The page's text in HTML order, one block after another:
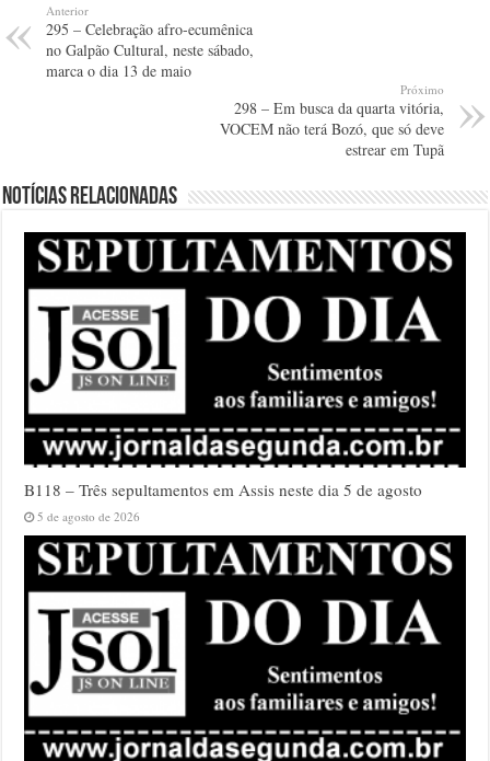
Anterior
295 – Celebração afro-ecumênica
no Galpão Cultural, neste sábado,
marca o dia 13 de maio
Próximo
298 – Em busca da quarta vitória,
VOCEM não terá Bozó, que só deve
estrear em Tupã
Notícias relacionadas
B118 – Três sepultamentos em Assis neste dia 5 de agosto
5 de agosto de 2026